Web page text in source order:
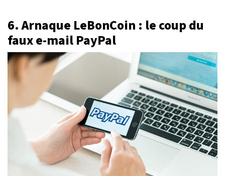
6. Arnaque LeBonCoin : le coup du
faux e-mail PayPal